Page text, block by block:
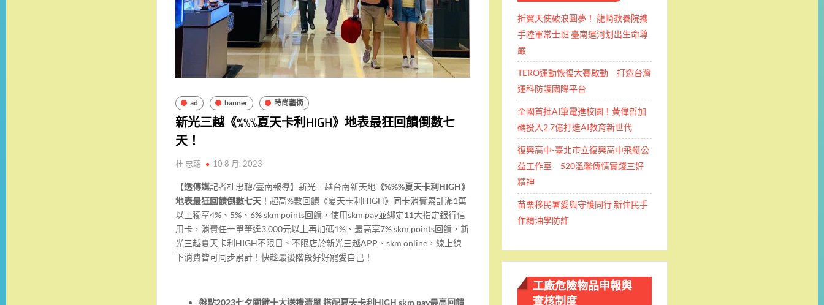
ad banner 時尚藝術
新光三越《%%%夏天卡利HIGH》地表最狂回饋倒數七
天！
杜 忠聰 10 8 月, 2023
【透傳媒記者杜忠聰/臺南報導】新光三越台南新天地 《%%%夏天卡利 HIGH》
地表最狂回饋倒數七天！超高%數回饋《夏天卡利HIGH》同卡消費累計滿1萬
以上獨享4%、5%、6%skm points回饋，使用skm pay並綁定11大指定銀行信
用卡，消費任一單筆達3,000元以上再加碼1%、最高享7% skm points回饋，新
光三越夏天卡利HIGH不限日、不限店於新光三越APP、skm online，線上線
下消費皆可同步累計！快趁最後階段好好寵愛自己！
盤點2023七夕關鍵十大送禮清單搭配夏天卡利 HIGH skm pay最高回饋
折翼天使破浪圓夢！ 龍崎教養院攜
手陸軍常士班 ​臺南運河划出生命尊
嚴
TERO運動恢復大賽啟動 打造台灣
運科防護國際平台
全國首批AI筆電進校園！黃偉哲加
碼投入2.7億打造AI教育新世代
復興高中-臺北市立復興高中飛艇公
益工作室 520溫馨傳情實踐三好
精神
苗栗移民署愛與守護同行 新住民手
作精油學防詐
工廠危險物品申報與